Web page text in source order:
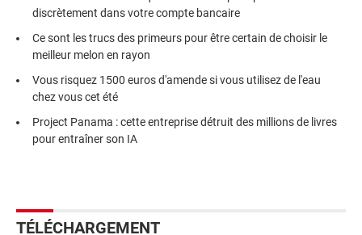
discrètement dans votre compte bancaire
Ce sont les trucs des primeurs pour être certain de choisir le
meilleur melon en rayon
Vous risquez 1500 euros d'amende si vous utilisez de l'eau
chez vous cet été
Project Panama : cette entreprise détruit des millions de livres
pour entraîner son IA
TÉLÉCHARGEMENT